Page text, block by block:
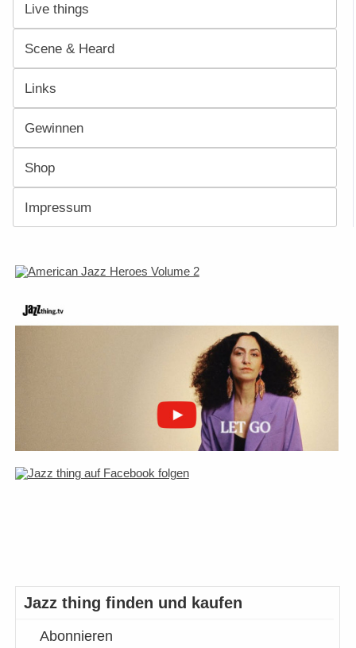
Live things
Scene & Heard
Links
Gewinnen
Shop
Impressum
Jazz thing finden und kaufen
Abonnieren